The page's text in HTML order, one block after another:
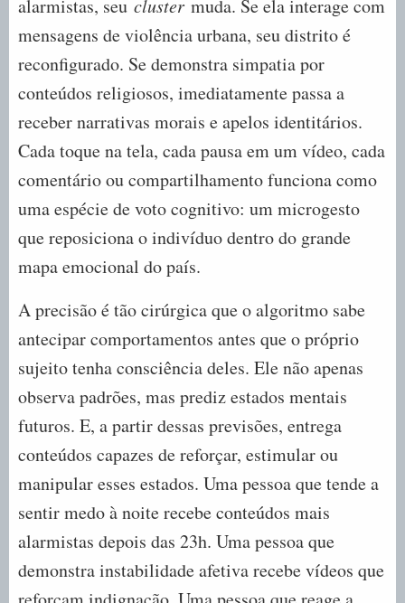
alarmistas, seu cluster muda. Se ela interage com
mensagens de violência urbana, seu distrito é
reconfigurado. Se demonstra simpatia por
conteúdos religiosos, imediatamente passa a
receber narrativas morais e apelos identitários.
Cada toque na tela, cada pausa em um vídeo, cada
comentário ou compartilhamento funciona como
uma espécie de voto cognitivo: um microgesto
que reposiciona o indivíduo dentro do grande
mapa emocional do país.
A precisão é tão cirúrgica que o algoritmo sabe
antecipar comportamentos antes que o próprio
sujeito tenha consciência deles. Ele não apenas
observa padrões, mas prediz estados mentais
futuros. E, a partir dessas previsões, entrega
conteúdos capazes de reforçar, estimular ou
manipular esses estados. Uma pessoa que tende a
sentir medo à noite recebe conteúdos mais
alarmistas depois das 23h. Uma pessoa que
demonstra instabilidade afetiva recebe vídeos que